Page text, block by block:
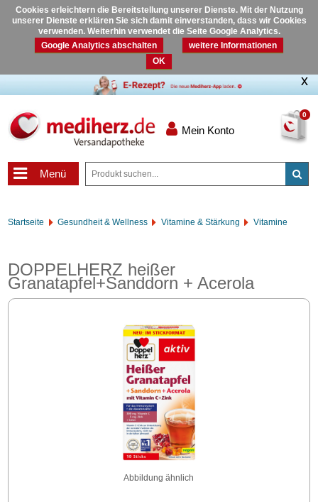
Cookies erleichtern die Bereitstellung unserer Dienste. Mit der Nutzung
unserer Dienste erklären Sie sich damit einverstanden, dass wir Cookies
verwenden. Weiterhin verwendet die Seite Google Analytics.
Google Analytics abschalten
weitere Informationen
OK
0
Mein Konto
Menü
Startseite Gesundheit & Wellness Vitamine & Stärkung Vitamine
DOPPELHERZ heißer
Granatapfel+Sanddorn + Acerola
Abbildung ähnlich